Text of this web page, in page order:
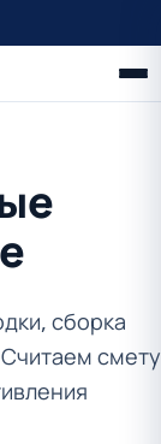
сборка
смету